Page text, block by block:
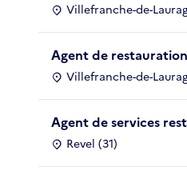
Villefranche-de-
Agent de
Villefranche-de-
Agent de services
Revel (31)